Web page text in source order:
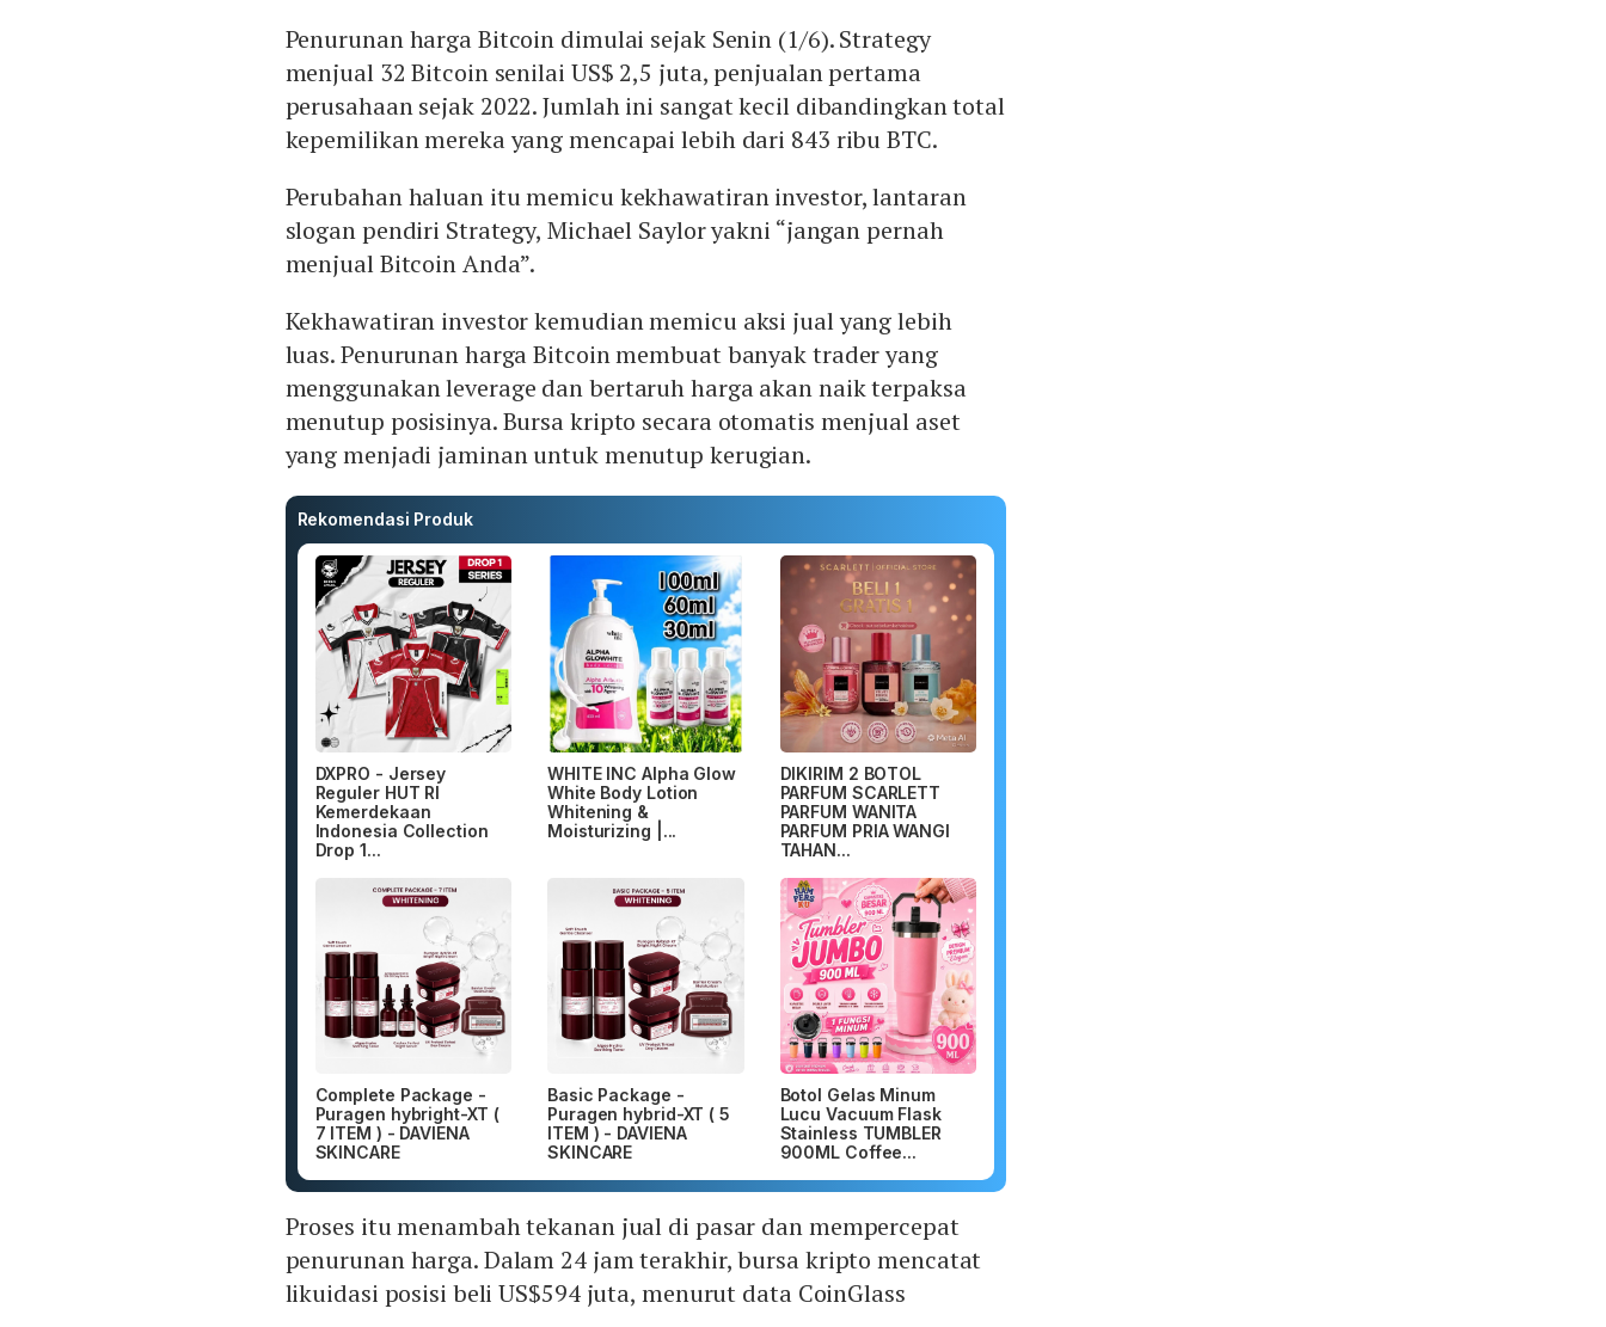
Penurunan harga Bitcoin dimulai sejak Senin (1/6). Strategy
menjual 32 Bitcoin senilai US$ 2,5 juta, penjualan pertama
perusahaan sejak 2022. Jumlah ini sangat kecil dibandingkan total
kepemilikan mereka yang mencapai lebih dari 843 ribu BTC.
Perubahan haluan itu memicu kekhawatiran investor, lantaran
slogan pendiri Strategy, Michael Saylor yakni “jangan pernah
menjual Bitcoin Anda”.
Kekhawatiran investor kemudian memicu aksi jual yang lebih
luas. Penurunan harga Bitcoin membuat banyak trader yang
menggunakan leverage dan bertaruh harga akan naik terpaksa
menutup posisinya. Bursa kripto secara otomatis menjual aset
yang menjadi jaminan untuk menutup kerugian.
Rekomendasi Produk
DXPRO - Jersey
Reguler HUT RI
Kemerdekaan
Indonesia Collection
Drop 1...
WHITE INC Alpha Glow
White Body Lotion
Whitening &
Moisturizing |...
DIKIRIM 2 BOTOL
PARFUM SCARLETT
PARFUM WANITA
PARFUM PRIA WANGI
TAHAN...
Complete Package -
Puragen hybright-XT (
7 ITEM ) - DAVIENA
SKINCARE
Basic Package -
Puragen hybrid-XT ( 5
ITEM ) - DAVIENA
SKINCARE
Botol Gelas Minum
Lucu Vacuum Flask
Stainless TUMBLER
900ML Coffee...
Proses itu menambah tekanan jual di pasar dan mempercepat
penurunan harga. Dalam 24 jam terakhir, bursa kripto mencatat
likuidasi posisi beli US$594 juta, menurut data CoinGlass